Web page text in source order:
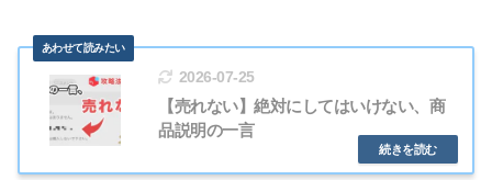
2026-07-25
【売れない】絶対にしてはいけない、商
品説明の一言